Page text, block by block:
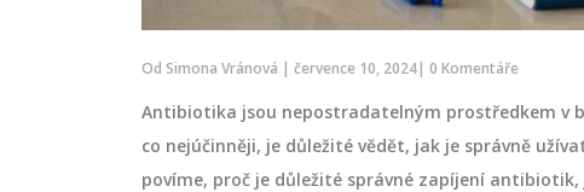
Od Simona Vránová | července 10, 2024| 0 Komentáře
Antibiotika jsou nepostradatelným prostředkem v
co nejúčinněji, je důležité vědět, jak je správně
povíme, proč je důležité správné zapíjení